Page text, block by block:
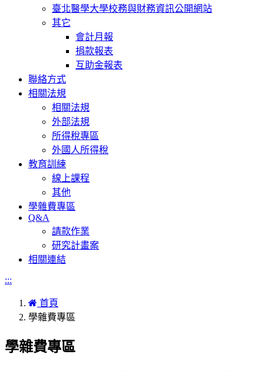
臺北醫學大學校務與財務資訊公開網站
其它
會計月報
捐款報表
互助金報表
聯絡方式
相關法規
相關法規
外部法規
所得稅專區
外國人所得稅
教育訓練
線上課程
其他
學雜費專區
Q&A
請款作業
研究計畫案
相關連結
:::
首頁
學雜費專區
學雜費專區